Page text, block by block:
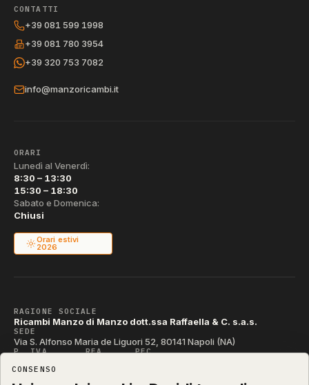
CONTATTI
+39 081 599 1998
+39 081 780 3954
+39 320 753 7082
info@manzoricambi.it
ORARI
Lunedì al Venerdì:
8:30 – 13:30
15:30 – 18:30
Sabato e Domenica:
Chiusi
Orari estivi
2026
RAGIONE SOCIALE
Ricambi Manzo di Manzo dott.ssa Raffaella & C. s.a.s.
SEDE
Via S. Alfonso Maria de Liguori 52, 80141 Napoli (NA)
P. IVA REA PEC
CODICE SDI
T04ZHR3
CONSENSO